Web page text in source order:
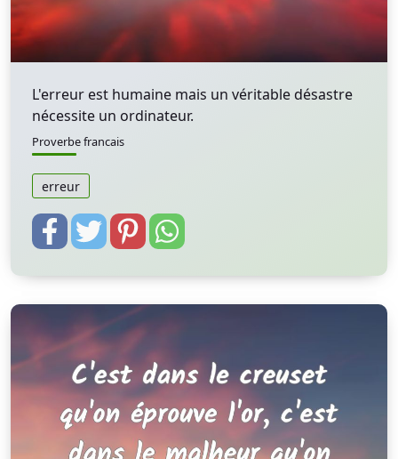
L'erreur est humaine mais un véritable désastre
nécessite un ordinateur.
Proverbe francais
erreur